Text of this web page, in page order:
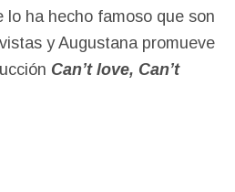
lo ha hecho famoso que son
y Augustana promueve
Can’t love, Can’t